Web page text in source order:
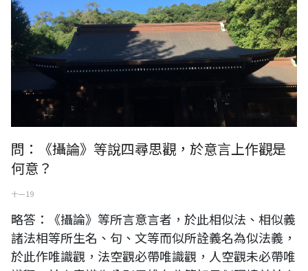
問：《攝論》等說四尋思觀，於意言上作觀是
何意？
十一 19
略答：《攝論》等所言意言者，於此相似法、相似義
諸法相等所生名、句、文等而似所詮義名為似法義，
於此作唯識觀，法空觀必帶唯識觀，人空觀未必帶唯